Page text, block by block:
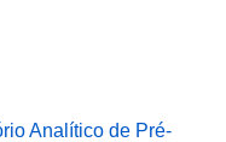
Analítico de Pré-